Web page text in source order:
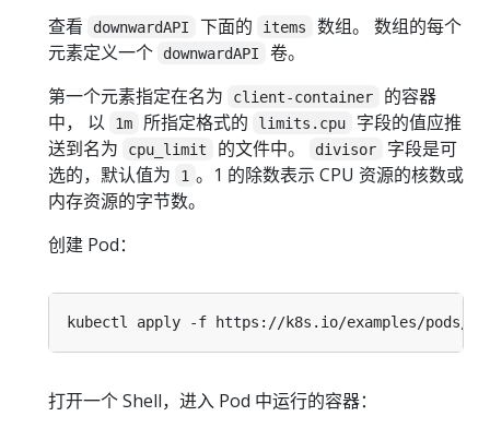
查看
downwardAPI 下面的 items
数组。 数组的每个
元素定义一个
downwardAPI
卷。
第一个元素指定在名为
client-container
的容器
中， 以
1m 所指定格式的 limits.cpu
字段的值应推
送到名为
cpu_limit 的文件中。 divisor
字段是可
选的，默认值为
1 。1 的除数表示 CPU 资源的核数或
内存资源的字节数。
创建 Pod：
打开一个 Shell，进入 Pod 中运行的容器：